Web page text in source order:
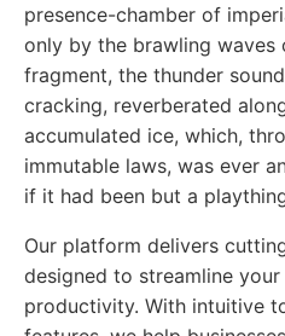
presence-chamber of
only by the brawling
fragment, the thunder
cracking, reverberated
accumulated ice, which,
immutable laws, was ever
if it had been but a
Our platform delivers
designed to streamline
productivity. With intuitive